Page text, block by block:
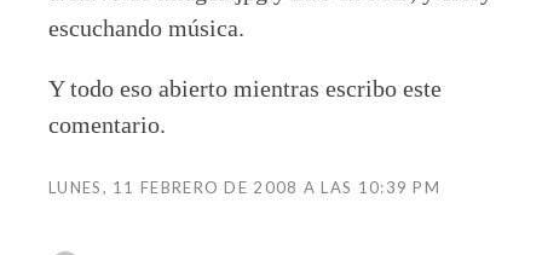
escuchando música.
Y todo eso abierto mientras escribo este
comentario.
LUNES, 11 FEBRERO DE 2008 A LAS 10:39 PM